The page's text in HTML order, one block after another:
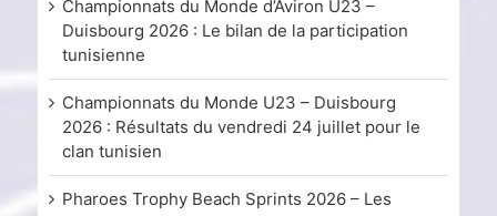
Championnats du Monde d’Aviron U23 –
Duisbourg 2026 : Le bilan de la participation
tunisienne
Championnats du Monde U23 – Duisbourg
2026 : Résultats du vendredi 24 juillet pour le
clan tunisien
Pharoes Trophy Beach Sprints 2026 – Les